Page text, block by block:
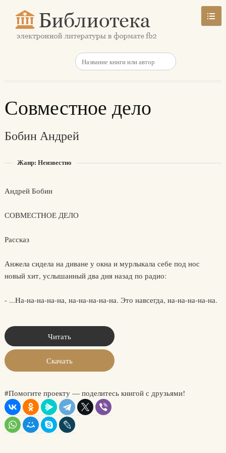
Совместное дело
Бобин Андрей
Жанр: Неизвестно
Андрей Бобин
СОВМЕСТHОЕ ДЕЛО
Рассказ
Анжела сидела на диване у окна и мурлыкала себе под нос
новый хит, услышанный два дня назад по радио:
- ...Hа-на-на-на-на, на-на-на-на-на. Это навсегда, на-на-на-на-на.
Читать
Скачать
#Помогите проекту — поделитесь книгой с друзьями!